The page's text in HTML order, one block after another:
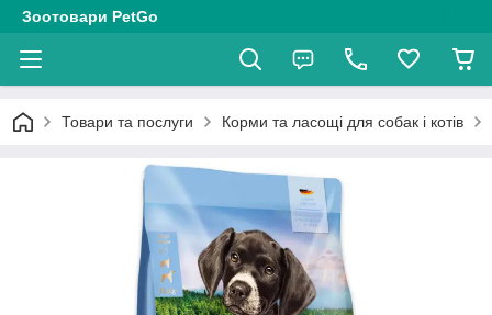
Зоотовари PetGo
Товари та послуги Корми та ласощі для собак і котів